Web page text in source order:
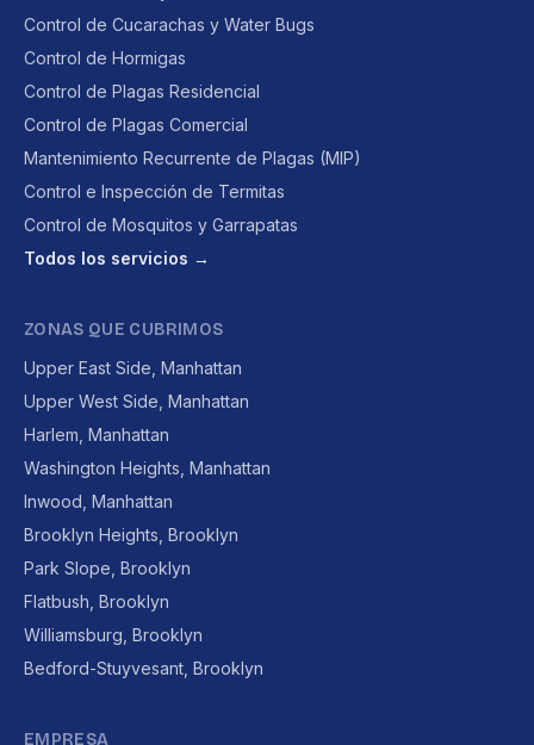
Control de Cucarachas y Water Bugs
Control de Hormigas
Control de Plagas Residencial
Control de Plagas Comercial
Mantenimiento Recurrente de Plagas (MIP)
Control e Inspección de Termitas
Control de Mosquitos y Garrapatas
Todos los servicios →
ZONAS QUE CUBRIMOS
Upper East Side, Manhattan
Upper West Side, Manhattan
Harlem, Manhattan
Washington Heights, Manhattan
Inwood, Manhattan
Brooklyn Heights, Brooklyn
Park Slope, Brooklyn
Flatbush, Brooklyn
Williamsburg, Brooklyn
Bedford-Stuyvesant, Brooklyn
EMPRESA